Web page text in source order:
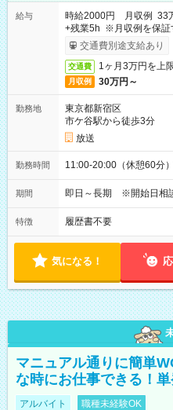
給与
時給2000円 月収例 33
+残業5h ※月収例を保証
取りサービス利用可（利
交通費別途支給あり
交通費 1ヶ月3万円を上
月収例 30万円～
勤務地
東京都新宿区
市ケ谷駅から徒歩3分
放送
勤務時間 11:00-20:00（休憩60分
期間 即日～長期 ※開始日相
特徴 履歴書不要
気になる！
マニュアル通りに簡単
な時にお仕事できる！
アルバイト 職種未経験OK